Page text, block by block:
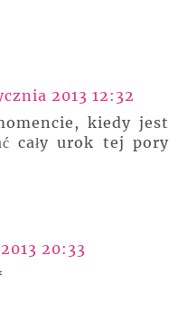
2013 12:32
kiedy jest
cały urok tej pory
20:33